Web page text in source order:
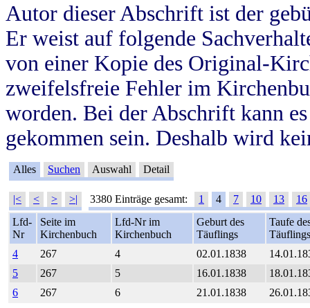
Autor dieser Abschrift ist der
Er weist auf folgende
von einer Kopie des Original-
zweifelsfreie Fehler im
worden. Bei der Abschrift kann
gekommen sein. Deshalb wird
Alles Suchen Auswahl Detail
|< < > >| 3380 Einträge gesamt: 1 4 7 10 13
16
Lfd-
Nr
Seite im
Kirchenbuch
Lfd-Nr im
Kirchenbuch
Geburt des
Täuflings
Taufe
Täuflings
4
267 4 02.01.1838
5
267 5 16.01.1838
6
267 6 21.01.1838